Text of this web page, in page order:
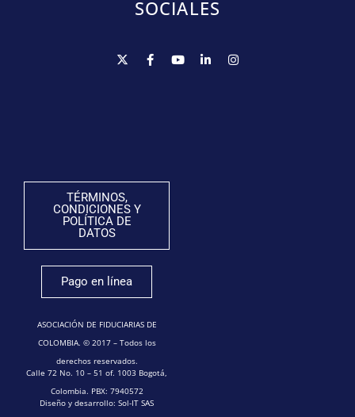
SOCIALES
TÉRMINOS,
CONDICIONES Y
POLÍTICA DE
DATOS
Pago en línea
ASOCIACIÓN DE FIDUCIARIAS DE
COLOMBIA. © 2017 – Todos los
derechos reservados.
Calle 72 No. 10 – 51 of. 1003 Bogotá,
Colombia. PBX: 7940572
Diseño y desarrollo: Sol-IT SAS